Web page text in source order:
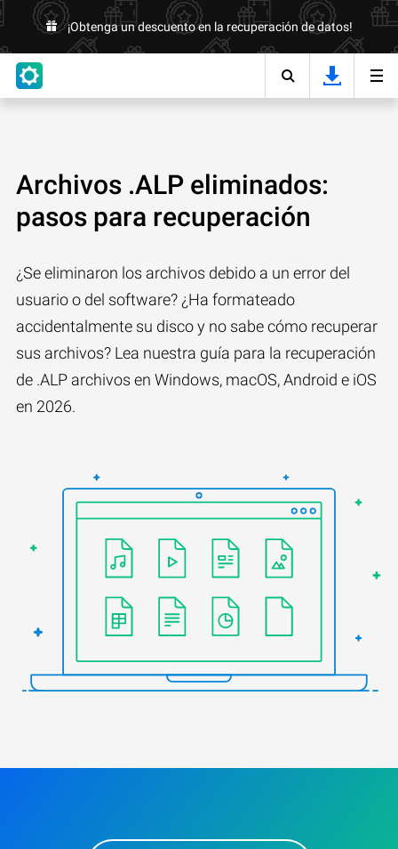
¡Obtenga un descuento en la recuperación de datos!
Archivos .ALP eliminados:
pasos para recuperación
¿Se eliminaron los archivos debido a un error del
usuario o del software? ¿Ha formateado
accidentalmente su disco y no sabe cómo recuperar
sus archivos? Lea nuestra guía para la recuperación
de .ALP archivos en Windows, macOS, Android e iOS
en 2026.